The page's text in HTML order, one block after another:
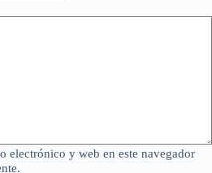
electrónico y web en este navegador